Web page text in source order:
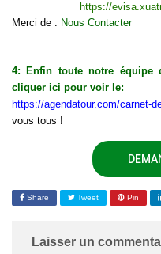
https://
Merci de : Nous Contacter
4: Enfin toute notre équipe
cliquer ici pour voir le:
https://agendatour.com/carnet-
vous tous !
Share Tweet Pin
Laisser un